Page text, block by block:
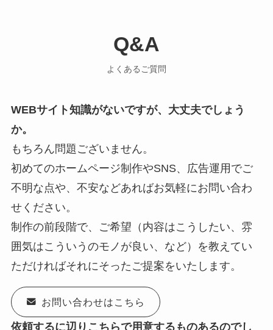
Q&A
よくあるご質問
WEBサイト知識がないですが、大丈夫でしょう
か。
もちろん問題ございません。
初めてのホームページ制作やSNS、広告運用でご
不明な点や、不安などあればお気軽にお問い合わ
せください。
制作の前段階で、ご希望（内容はこうしたい、雰
囲気はこういうのモノが良い、など）を教えてい
ただければそれにそったご提案をいたします。
お問い合わせはこちら
依頼するに辺りこちらで用意するものあるのでし